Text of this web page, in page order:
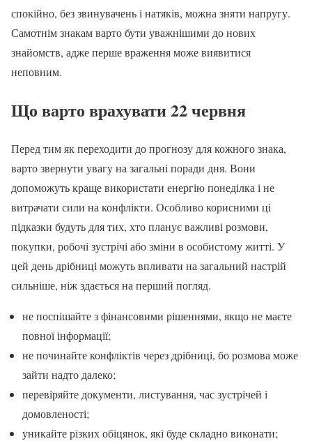
спокійно, без звинувачень і натяків, можна зняти напругу.
Самотнім знакам варто бути уважнішими до нових
знайомств, адже перше враження може виявитися
неповним.
Що варто врахувати 22 червня
Перед тим як переходити до прогнозу для кожного знака,
варто звернути увагу на загальні поради дня. Вони
допоможуть краще використати енергію понеділка і не
витрачати сили на конфлікти. Особливо корисними ці
підказки будуть для тих, хто планує важливі розмови,
покупки, робочі зустрічі або зміни в особистому житті. У
цей день дрібниці можуть впливати на загальний настрій
сильніше, ніж здається на перший погляд.
не поспішайте з фінансовими рішеннями, якщо не маєте
повної інформації;
не починайте конфліктів через дрібниці, бо розмова може
зайти надто далеко;
перевіряйте документи, листування, час зустрічей і
домовленості;
уникайте різких обіцянок, які буде складно виконати;